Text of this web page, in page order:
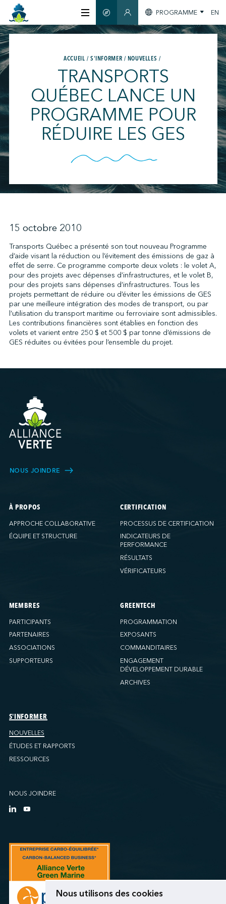
Nous utilisons des cookies
À PROPOS
CERTIFICATION
MEMBRES
GREENTECH
S'INFORMER
NOUS JOINDRE
↩︎
GUIDE INTELLIGENT
SECTION MEMBRES
PROGRAMME EN
ACCUEIL S'INFORMER NOUVELLES
TRANSPORTS
QUÉBEC LANCE UN
PROGRAMME POUR
RÉDUIRE LES GES
15 octobre 2010
Transports Québec a présenté son tout nouveau Programme
d’aide visant la réduction ou l’évitement des émissions de gaz à
effet de serre. Ce programme comporte deux volets : le volet A,
pour des projets avec dépenses d’infrastructures, et le volet B,
pour des projets sans dépenses d’infrastructures. Tous les
projets permettant de réduire ou d’éviter les émissions de GES
par une meilleure intégration des modes de transport, ou par
l’utilisation du transport maritime ou ferroviaire sont admissibles.
Les contributions financières sont établies en fonction des
volets et varient entre 250 $ et 500 $ par tonne d’émissions de
GES réduites ou évitées pour l’ensemble du projet.
NOUS JOINDRE
À PROPOS
APPROCHE COLLABORATIVE
ÉQUIPE ET STRUCTURE
CERTIFICATION
PROCESSUS DE CERTIFICATION
INDICATEURS DE
PERFORMANCE
RÉSULTATS
VÉRIFICATEURS
MEMBRES
PARTICIPANTS
PARTENAIRES
ASSOCIATIONS
SUPPORTEURS
GREENTECH
PROGRAMMATION
EXPOSANTS
COMMANDITAIRES
ENGAGEMENT
DÉVELOPPEMENT DURABLE
ARCHIVES
S'INFORMER
NOUVELLES
ÉTUDES ET RAPPORTS
RESSOURCES
NOUS JOINDRE